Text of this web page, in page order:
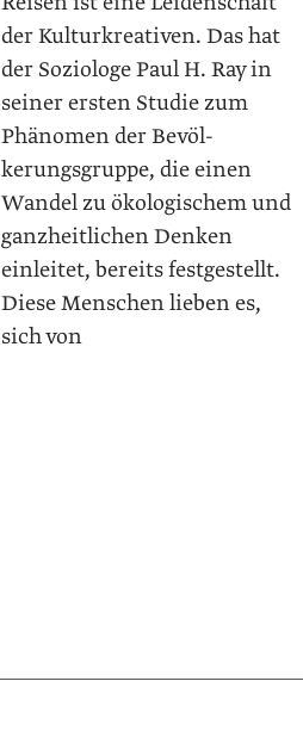
der Kulturkreativen. Das hat
der ­Soziologe Paul H. Ray in
seiner ersten Studie zum
Phänomen der Bevöl­
kerungsgruppe, die einen
Wandel zu ökologischem und
ganzheitlichen Denken
einleitet, bereits festgestellt.
Diese Menschen lieben es,
sich von